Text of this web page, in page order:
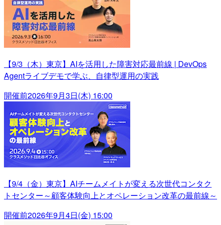
【9/3（木）東京】AIを活用した障害対応最前線 | DevOps
Agentライブデモで学ぶ、自律型運用の実践
開催前2026年9月3日(木) 16:00
【9/4（金）東京】AIチームメイトが変える次世代コンタク
トセンター～顧客体験向上とオペレーション改革の最前線～
開催前2026年9月4日(金) 15:00